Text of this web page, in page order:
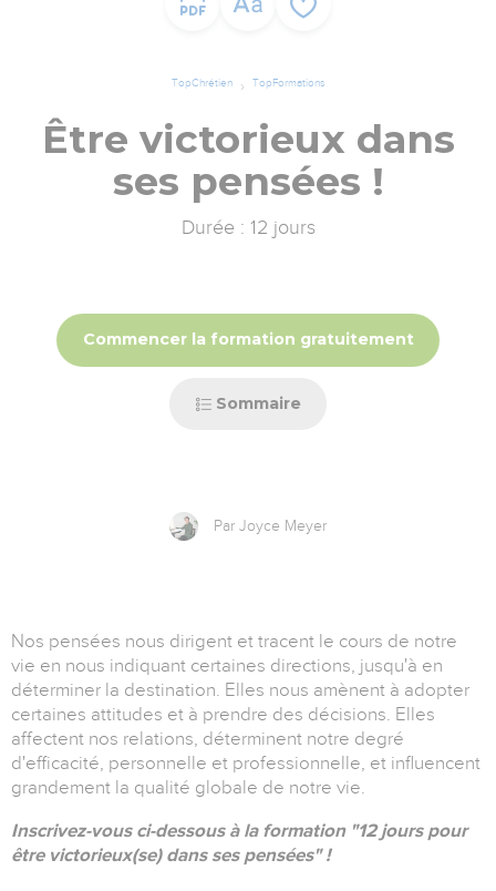
TopChrétien TopFormations
Être victorieux dans
ses pensées !
Durée : 12 jours
Commencer la formation gratuitement
Sommaire
Par Joyce Meyer
Nos pensées nous dirigent et tracent le cours de notre
vie en nous indiquant certaines directions, jusqu'à en
déterminer la destination. Elles nous amènent à adopter
certaines attitudes et à prendre des décisions. Elles
affectent nos relations, déterminent notre degré
d'efficacité, personnelle et professionnelle, et influencent
grandement la qualité globale de notre vie.
Inscrivez-vous ci-dessous à la formation "12 jours pour
être victorieux(se) dans ses pensées" !